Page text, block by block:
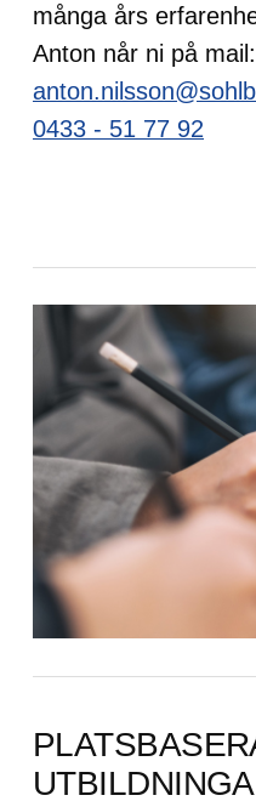
många års
Anton når ni på mail:
0433 - 51 77 92